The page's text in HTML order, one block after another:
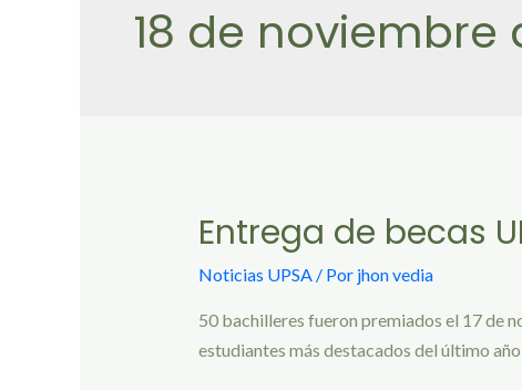
18 de noviembre
Entrega de becas
Noticias UPSA/ Por jhon vedia
50 bachilleres fueron premiados el 17 de
estudiantes más destacados del último